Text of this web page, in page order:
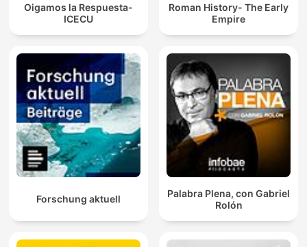
Oigamos la Respuesta-
ICECU
Roman History- The Early
Empire
Forschung aktuell
Palabra Plena, con Gabriel
Rolón